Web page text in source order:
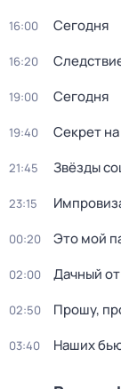
16:00 Сегодня
16:20
19:00 Сегодня
19:40 Секрет
21:45 Звёзды
23:15
00:20 Это мой
02:00 Дачный
02:50 Прошу,
03:40 Наших